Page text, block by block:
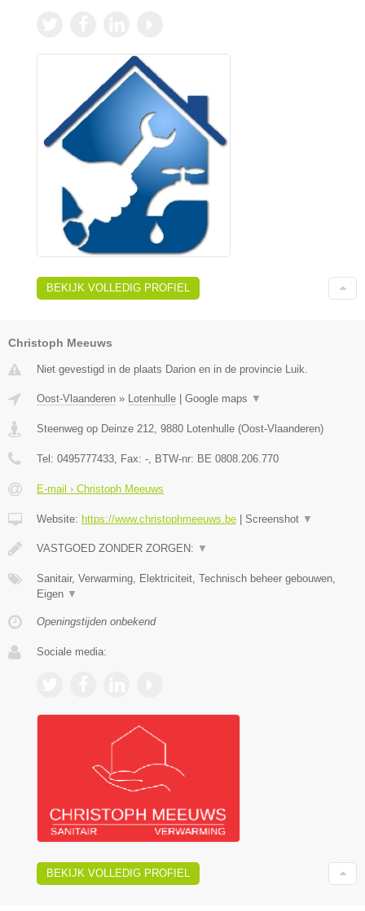
BEKIJK VOLLEDIG PROFIEL
Christoph Meeuws
Niet gevestigd in de plaats Darion en in de provincie Luik.
Oost-Vlaanderen » Lotenhulle | Google maps ▼
Steenweg op Deinze 212 9880 Lotenhulle (Oost-Vlaanderen)
Tel: 0495777433 , Fax: - , BTW-nr: BE 0808.206.770
E-mail › Christoph Meeuws
Website: https://www.christophmeeuws.be | Screenshot ▼
VASTGOED ZONDER ZORGEN: ▼
Sanitair, Verwarming, Elektriciteit, Technisch beheer gebouwen,
Eigen ▼
Openingstijden onbekend
Sociale media:
BEKIJK VOLLEDIG PROFIEL